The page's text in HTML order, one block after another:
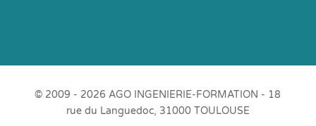
© 2009 - 2026 AGO INGENIERIE-FORMATION - 18
rue du Languedoc, 31000 TOULOUSE